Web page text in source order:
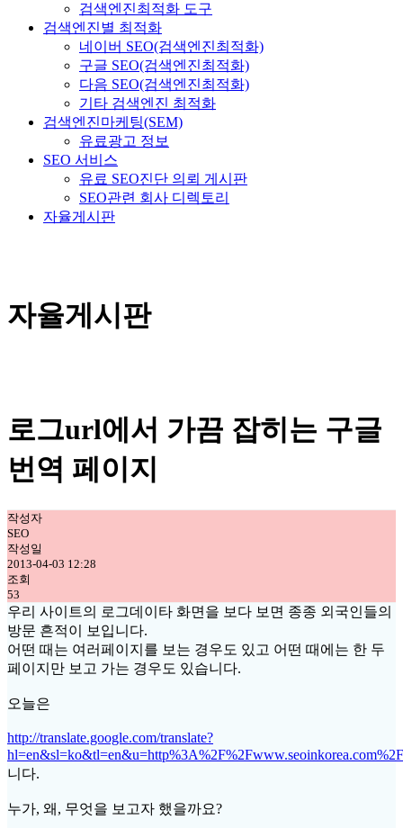
검색엔진최적화 도구
검색엔진별 최적화
네이버 SEO(검색엔진최적화)
구글 SEO(검색엔진최적화)
다음 SEO(검색엔진최적화)
기타 검색엔진 최적화
검색엔진마케팅(SEM)
유료광고 정보
SEO 서비스
유료 SEO진단 의뢰 게시판
SEO관련 회사 디렉토리
자율게시판
자율게시판
로그url에서 가끔 잡히는 구글
번역 페이지
작성자
SEO
작성일
2013-04-03 12:28
조회
53
우리 사이트의 로그데이타 화면을 보다 보면 종종 외국인들의
방문 흔적이 보입니다.
어떤 때는 여러페이지를 보는 경우도 있고 어떤 때에는 한 두
페이지만 보고 가는 경우도 있습니다.
오늘은
http://translate.google.com/translate?
니다.
누가, 왜, 무엇을 보고자 했을까요?